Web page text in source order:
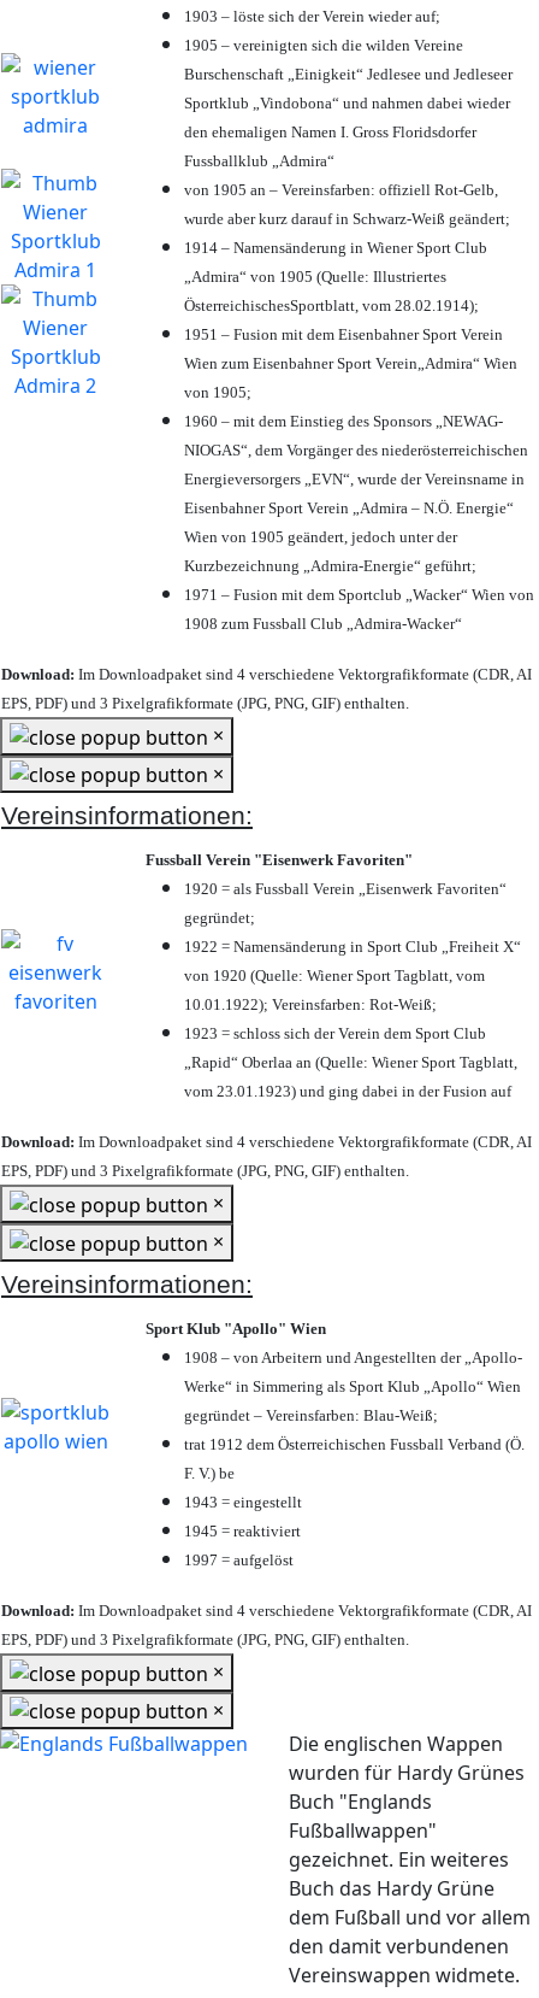
1903 – löste sich der Verein wieder auf;
1905 – vereinigten sich die wilden Vereine
Burschenschaft „Einigkeit“ Jedlesee und Jedleseer
Sportklub „Vindobona“ und nahmen dabei wieder
den ehemaligen Namen I. Gross Floridsdorfer
Fussballklub „Admira“
von 1905 an – Vereinsfarben: offiziell Rot-Gelb,
wurde aber kurz darauf in Schwarz-Weiß geändert;
1914 – Namensänderung in Wiener Sport Club
„Admira“ von 1905 (Quelle: Illustriertes
ÖsterreichischesSportblatt, vom 28.02.1914);
1951 – Fusion mit dem Eisenbahner Sport Verein
Wien zum Eisenbahner Sport Verein„Admira“ Wien
von 1905;
1960 – mit dem Einstieg des Sponsors „NEWAG-
NIOGAS“, dem Vorgänger des niederösterreichischen
Energieversorgers „EVN“, wurde der Vereinsname in
Eisenbahner Sport Verein „Admira – N.Ö. Energie“
Wien von 1905 geändert, jedoch unter der
Kurzbezeichnung „Admira-Energie“ geführt;
1971 – Fusion mit dem Sportclub „Wacker“ Wien von
1908 zum Fussball Club „Admira-Wacker“
Download: Im Downloadpaket sind 4 verschiedene Vektorgrafikformate (CDR, AI
EPS, PDF) und 3 Pixelgrafikformate (JPG, PNG, GIF) enthalten.
×
×
Vereinsinformationen:
Fussball Verein "Eisenwerk Favoriten"
1920 = als Fussball Verein „Eisenwerk Favoriten“
gegründet;
1922 = Namensänderung in Sport Club „Freiheit X“
von 1920 (Quelle: Wiener Sport Tagblatt, vom
10.01.1922); Vereinsfarben: Rot-Weiß;
1923 = schloss sich der Verein dem Sport Club
„Rapid“ Oberlaa an (Quelle: Wiener Sport Tagblatt,
vom 23.01.1923) und ging dabei in der Fusion auf
Download: Im Downloadpaket sind 4 verschiedene Vektorgrafikformate (CDR, AI
EPS, PDF) und 3 Pixelgrafikformate (JPG, PNG, GIF) enthalten.
×
×
Vereinsinformationen:
Sport Klub "Apollo" Wien
1908 – von Arbeitern und Angestellten der „Apollo-
Werke“ in Simmering als Sport Klub „Apollo“ Wien
gegründet – Vereinsfarben: Blau-Weiß;
trat 1912 dem Österreichischen Fussball Verband (Ö.
F. V.) be
1943 = eingestellt
1945 = reaktiviert
1997 = aufgelöst
Download: Im Downloadpaket sind 4 verschiedene Vektorgrafikformate (CDR, AI
EPS, PDF) und 3 Pixelgrafikformate (JPG, PNG, GIF) enthalten.
×
×
Die englischen Wappen
wurden für Hardy Grünes
Buch "Englands
Fußballwappen"
gezeichnet. Ein weiteres
Buch das Hardy Grüne
dem Fußball und vor allem
den damit verbundenen
Vereinswappen widmete.